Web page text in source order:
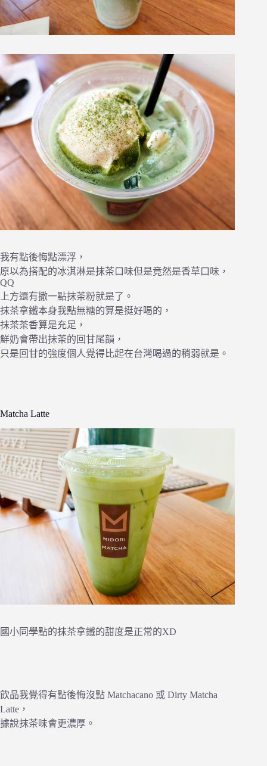
我有點後悔點漂浮，
原以為搭配的冰淇淋是抹茶口味但是竟然是香草口味，
QQ
上方還有撒一點抹茶粉就是了。
抹茶拿鐵本身我點無糖的算是挺好喝的，
抹茶茶香算是充足，
鮮奶會帶出抹茶的回甘尾韻，
只是回甘的強度個人覺得比起在台灣喝過的稍弱就是。
Matcha Latte
國小同學點的抹茶拿鐵的甜度是正常的XD
飲品我覺得有點後悔沒點 Matchacano 或 Dirty Matcha
Latte，
據說抹茶味會更濃厚。